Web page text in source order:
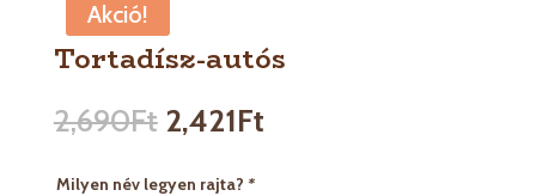
Akció!
Tortadísz-autós
2,690Ft 2,421Ft
Milyen név legyen rajta? *